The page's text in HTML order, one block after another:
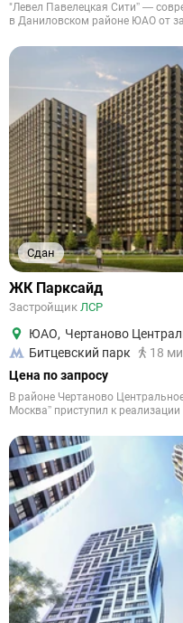
"Левел Павелецкая Сити” —
в Даниловском районе ЮАО от
Сдан
ЖК Парксайд
Застройщик ЛСР
ЮАО, Чертаново
Битцевский парк
18
Цена по запросу
В районе Чертаново
Москва” приступил к